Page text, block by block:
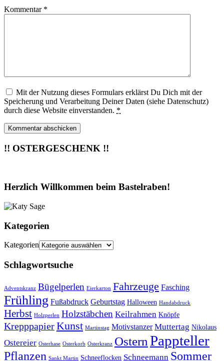
Kommentar *
Mit der Nutzung dieses Formulars erklärst Du Dich mit der
Speicherung und Verarbeitung Deiner Daten (siehe Datenschutz)
durch diese Website einverstanden. *
!! OSTERGESCHENK !!
Herzlich Willkommen beim Bastelraben!
Kategorien
Kategorien
Schlagwortsuche
Adventskranz Bügelperlen Eierkarton Fahrzeuge Fasching
Frühling Fußabdruck Geburtstag Halloween Handabdruck
Herbst Holzperlen Holzstäbchen Keilrahmen Knöpfe
KrepppapierKunst Martinstag Motivstanzer Muttertag Nikolaus
Ostereier Osterhase Osterkorb Osterkranz Ostern Pappteller
Pflanzen Sankt Martin Schneeflocken Schneemann Sommer